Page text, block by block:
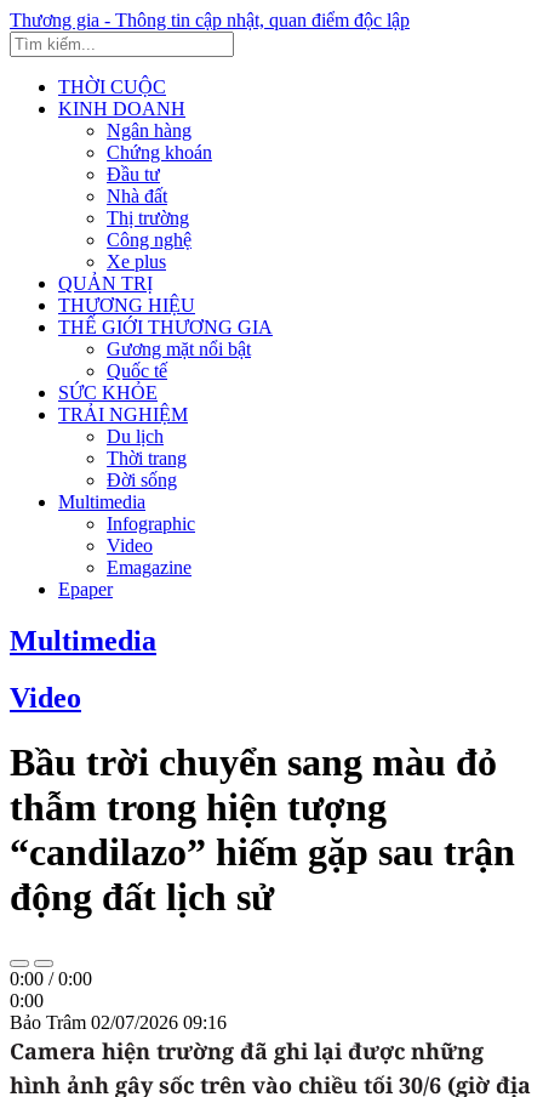
Thương gia - Thông tin cập nhật, quan điểm độc lập
THỜI CUỘC
KINH DOANH
Ngân hàng
Chứng khoán
Đầu tư
Nhà đất
Thị trường
Công nghệ
Xe plus
QUẢN TRỊ
THƯƠNG HIỆU
THẾ GIỚI THƯƠNG GIA
Gương mặt nổi bật
Quốc tế
SỨC KHỎE
TRẢI NGHIỆM
Du lịch
Thời trang
Đời sống
Multimedia
Infographic
Video
Emagazine
Epaper
Multimedia
Video
Bầu trời chuyển sang màu đỏ
thẫm trong hiện tượng
“candilazo” hiếm gặp sau trận
động đất lịch sử
0:00 /0:00
0:00
Bảo Trâm 02/07/2026 09:16
Camera hiện trường đã ghi lại được những
hình ảnh gây sốc trên vào chiều tối 30/6 (giờ địa